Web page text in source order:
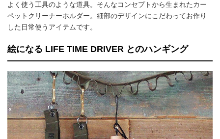
よく使う工具のような道具。そんなコンセプトから生まれたカー
ペットクリーナーホルダー。細部のデザインにこだわってお作り
した日常使うアイテムです。
絵になる LIFE TIME DRIVER とのハンギング